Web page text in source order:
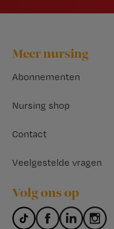
Footer
Meer nursing
Abonnementen
Nursing shop
Contact
Veelgestelde vragen
Volg ons op